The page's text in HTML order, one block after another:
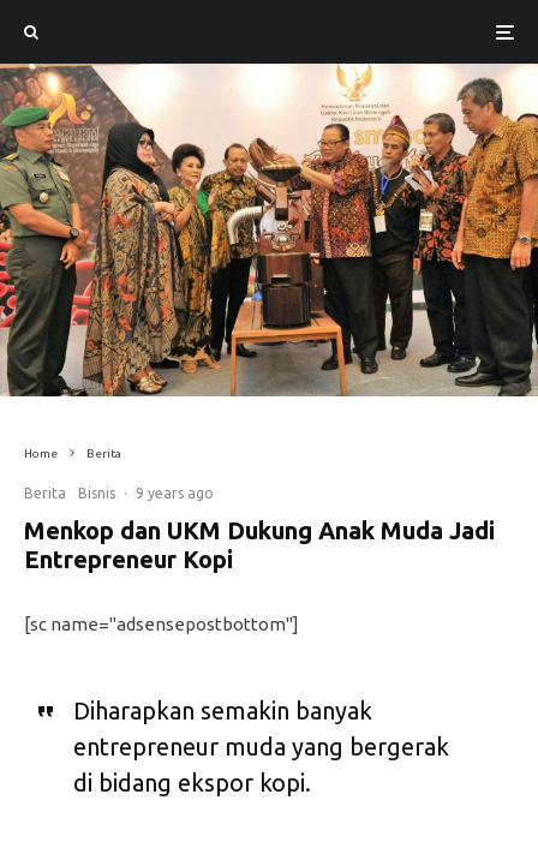
Home Berita
Berita Bisnis · 9 years ago
Menkop dan UKM Dukung Anak Muda Jadi
Entrepreneur Kopi
[sc name="adsensepostbottom"]
Diharapkan semakin banyak
entrepreneur muda yang bergerak
di bidang ekspor kopi.